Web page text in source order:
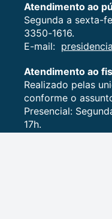
Atendimento ao
Segunda a sexta-
3350-1616.
E-mail:
Atendimento ao
Realizado pelas
conforme o
Presencial:
17h.